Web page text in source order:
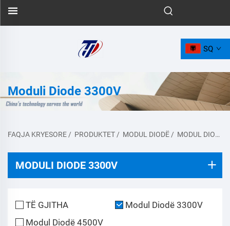
SQ
Moduli Diode 3300V
FAQJA KRYESORE / PRODUKTET / MODUL DIODË / MODUL DIODË 3300V
MODULI DIODE 3300V
TË GJITHA
Modul Diodë 3300V
Modul Diodë 4500V